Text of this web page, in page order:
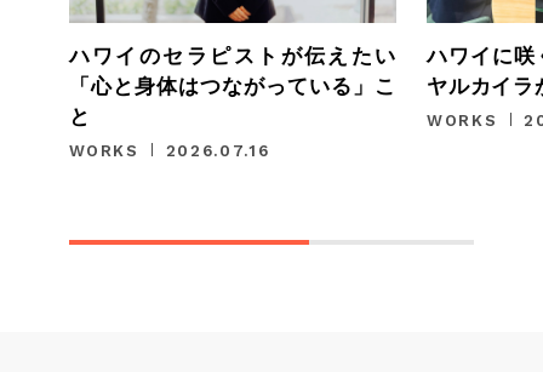
ハワイのセラピストが伝えたい
「心と身体はつながっている」こ
と
WORKS 2026.07.16
ハワイに
ヤルカイラ
WORKS